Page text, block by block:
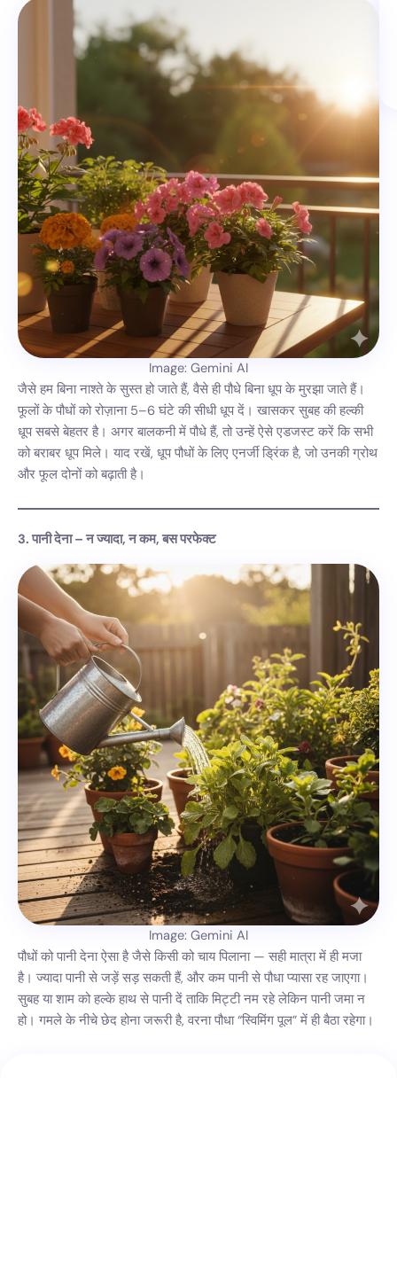
Image: Gemini AI
जैसे हम बिना नाश्ते के सुस्त हो जाते हैं, वैसे ही पौधे बिना धूप के मुरझा जाते हैं।
फूलों के पौधों को रोज़ाना 5–6 घंटे की सीधी धूप दें। खासकर सुबह की हल्की
धूप सबसे बेहतर है। अगर बालकनी में पौधे हैं, तो उन्हें ऐसे एडजस्ट करें कि सभी
को बराबर धूप मिले। याद रखें, धूप पौधों के लिए एनर्जी ड्रिंक है, जो उनकी ग्रोथ
और फूल दोनों को बढ़ाती है।
3. पानी देना – न ज्यादा, न कम, बस परफेक्ट
Image: Gemini AI
पौधों को पानी देना ऐसा है जैसे किसी को चाय पिलाना — सही मात्रा में ही मजा
है। ज्यादा पानी से जड़ें सड़ सकती हैं, और कम पानी से पौधा प्यासा रह जाएगा।
सुबह या शाम को हल्के हाथ से पानी दें ताकि मिट्टी नम रहे लेकिन पानी जमा न
हो। गमले के नीचे छेद होना जरूरी है, वरना पौधा “स्विमिंग पूल” में ही बैठा रहेगा।